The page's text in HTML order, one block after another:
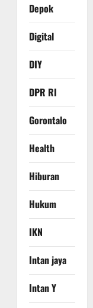
Depok
Digital
DIY
DPR RI
Gorontalo
Health
Hiburan
Hukum
IKN
Intan jaya
Intan Y